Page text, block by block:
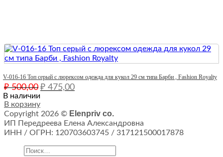
V-016-16 Топ серый с люрексом одежда для кукол 29 см типа Барби , Fashion Royalty
₽500,00 Первоначальная
составляла
₽ 500,00.
₽ 475,00Текущая
В наличии
В корзину
Copyright 2026 © Elenpriv co.
ИП Передреева Елена Александровна
ИНН / ОГРН: 120703603745 / 317121500017878
Искать: